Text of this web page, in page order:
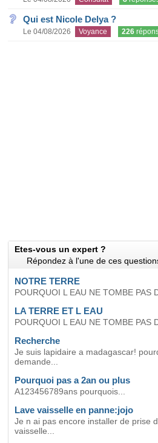
Qui est Nicole Delya ?
Le 04/08/2026 Voyance 226
Etes-vous un expert ?
Répondez à l'une de ces
NOTRE TERRE
POURQUOI L EAU NE TOMBE PAS
LA TERRE ET L EAU
POURQUOI L EAU NE TOMBE PAS
Recherche
Je suis lapidaire a madagascar!
demande...
Pourquoi pas a 2an ou plus
A123456789ans pourquois...
Lave vaisselle en panne:jojo
Je n ai pas encore installer de prise
vaisselle...